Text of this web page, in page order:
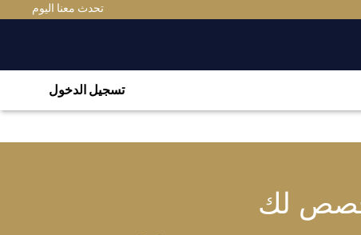
تحدث معنا اليوم
تسجيل الدخول
لك